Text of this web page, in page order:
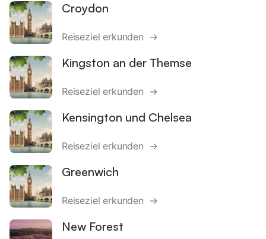
Croydon
Reiseziel erkunden →
Kingston an der Themse
Reiseziel erkunden →
Kensington und Chelsea
Reiseziel erkunden →
Greenwich
Reiseziel erkunden →
New Forest